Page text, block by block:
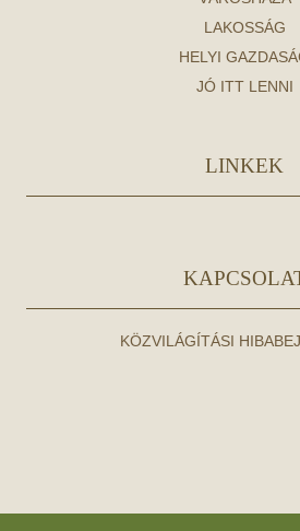
LAKOSSÁG
HELYI
JÓ ITT LENNI
LINKEK
KÖZVILÁGÍTÁSI